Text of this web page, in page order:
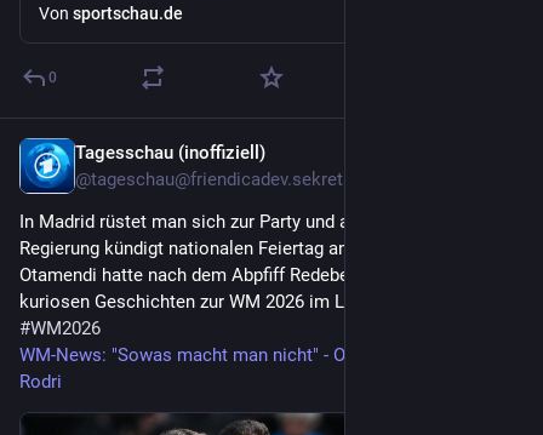
Von sportschau.de
0
Tagesschau (inoffiziell)
@tageschau@friendicadev.sekretaerbaer.de
In Madrid rüstet man sich zur Party und auch Argentiniens
Regierung kündigt nationalen Feiertag an. Argentiniens
Otamendi hatte nach dem Abpfiff Redebedarf. Alle News und
kuriosen Geschichten zur WM 2026 im Liveblog.
#WM2026
WM-News: "Sowas macht man nicht" - Otamendis Vorwurf an
Rodri